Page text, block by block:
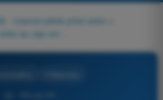
- Licence pilote privé avion